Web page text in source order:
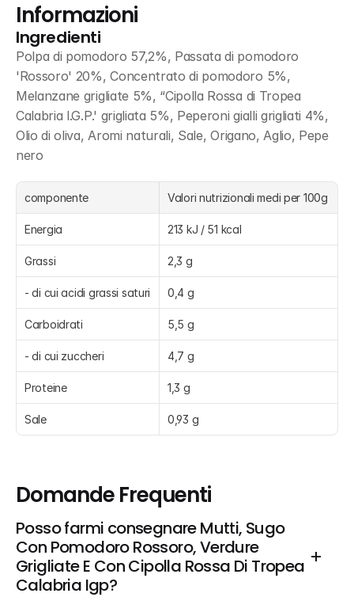
Informazioni
Ingredienti
Polpa di pomodoro 57,2%, Passata di pomodoro
'Rossoro' 20%, Concentrato di pomodoro 5%,
Melanzane grigliate 5%, “Cipolla Rossa di Tropea
Calabria l.G.P.' grigliata 5%, Peperoni gialli grigliati 4%,
Olio di oliva, Aromi naturali, Sale, Origano, Aglio, Pepe
nero
componente Valori nutrizionali medi per 100g
Energia 213 kJ / 51 kcal
Grassi 2,3 g
- di cui acidi grassi saturi 0,4 g
Carboidrati 5,5 g
- di cui zuccheri 4,7 g
Proteine 1,3 g
Sale 0,93 g
Domande Frequenti
Posso farmi consegnare Mutti, Sugo
Con Pomodoro Rossoro, Verdure
Grigliate E Con Cipolla Rossa Di Tropea
Calabria Igp?